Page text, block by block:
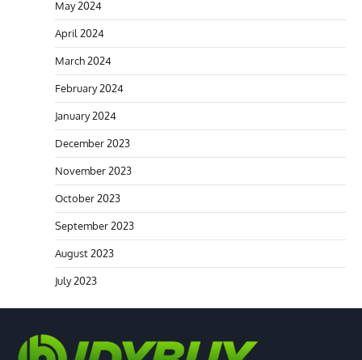
May 2024
April 2024
March 2024
February 2024
January 2024
December 2023
November 2023
October 2023
September 2023
August 2023
July 2023